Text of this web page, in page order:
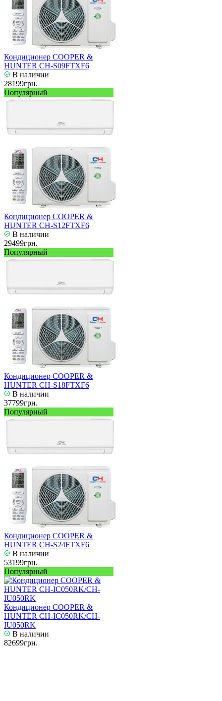
Кондиционер COOPER &
HUNTER CH-S09FTXF6
В наличии
28199грн.
Популярный
Кондиционер COOPER &
HUNTER CH-S12FTXF6
В наличии
29499грн.
Популярный
Кондиционер COOPER &
HUNTER CH-S18FTXF6
В наличии
37799грн.
Популярный
Кондиционер COOPER &
HUNTER CH-S24FTXF6
В наличии
53199грн.
Популярный
Кондиционер COOPER &
HUNTER CH-IC050RK/CH-
IU050RK
В наличии
82699грн.